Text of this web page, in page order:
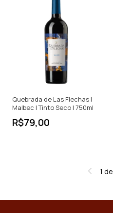
Quebrada de Las Flechas |
Malbec | Tinto Seco | 750ml
R$79,00
1 de